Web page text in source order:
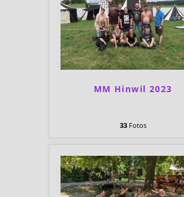
MM Hinwil 2023
33Fotos